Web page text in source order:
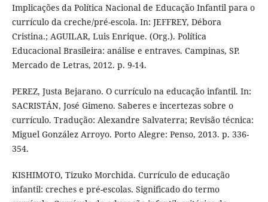
Implicações da Política Nacional de Educação Infantil para o
currículo da creche/pré-escola. In: JEFFREY, Débora
Cristina.; AGUILAR, Luis Enrique. (Org.). Política
Educacional Brasileira: análise e entraves. Campinas, SP.
Mercado de Letras, 2012. p. 9-14.
PEREZ, Justa Bejarano. O currículo na educação infantil. In:
SACRISTÁN, José Gimeno. Saberes e incertezas sobre o
currículo. Tradução: Alexandre Salvaterra; Revisão técnica:
Miguel González Arroyo. Porto Alegre: Penso, 2013. p. 336-
354.
KISHIMOTO, Tizuko Morchida. Currículo de educação
infantil: creches e pré-escolas. Significado do termo